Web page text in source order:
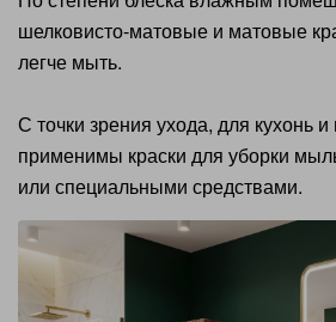
шелковисто-матовые и матовые
легче мыть.
С точки зрения ухода, для кухонь
применимы краски для уборки
или специальными средствами.